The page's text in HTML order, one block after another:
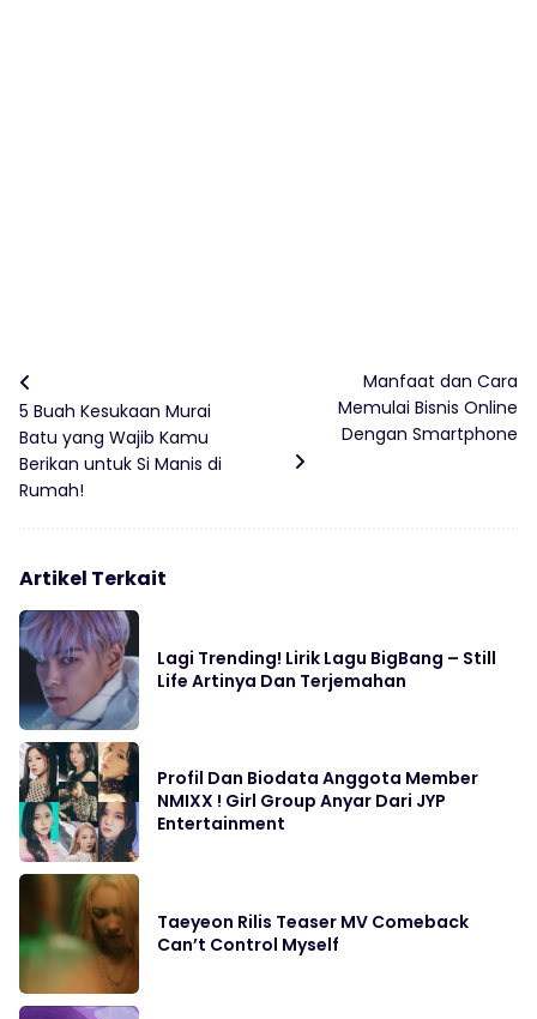
5 Buah Kesukaan Murai
Batu yang Wajib Kamu
Berikan untuk Si Manis di
Rumah!
Manfaat dan Cara
Memulai Bisnis Online
Dengan Smartphone
Artikel Terkait
Lagi Trending! Lirik Lagu BigBang – Still
Life Artinya Dan Terjemahan
Profil Dan Biodata Anggota Member
NMIXX ! Girl Group Anyar Dari JYP
Entertainment
Taeyeon Rilis Teaser MV Comeback
Can’t Control Myself